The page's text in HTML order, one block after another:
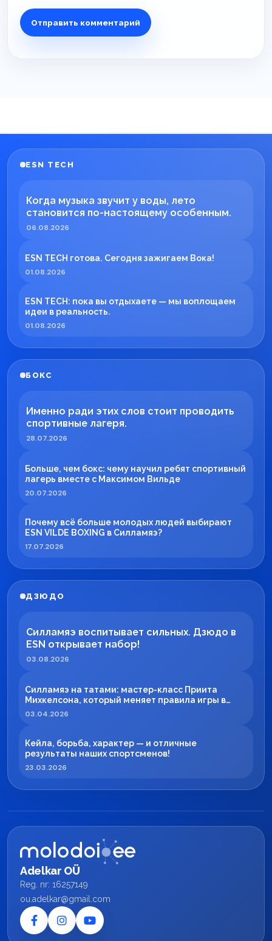
ESN TECH
Когда музыка звучит у воды, лето
становится по-настоящему особенным.
06.08.2026
ESN TECH готова. Сегодня зажигаем Вока!
01.08.2026
ESN TECH: пока вы отдыхаете — мы воплощаем
идеи в реальность.
01.08.2026
БОКС
Именно ради этих слов стоит проводить
спортивные лагеря.
28.07.2026
Больше, чем бокс: чему научил ребят спортивный
лагерь вместе с Максимом Вильде
20.07.2026
Почему всё больше молодых людей выбирают
ESN VILDE BOXING в Силламяэ?
17.07.2026
ДЗЮДО
Силламяэ воспитывает сильных. Дзюдо в
ESN открывает набор!
03.08.2026
Силламяэ на татами: мастер-класс Приита
Михкелсона, который меняет правила игры в
регионе
03.04.2026
Кейла, борьба, характер — и отличные
результаты наших спортсменов!
23.03.2026
Adelkar OÜ
Reg. nr: 16257149
ou.adelkar@gmail.com